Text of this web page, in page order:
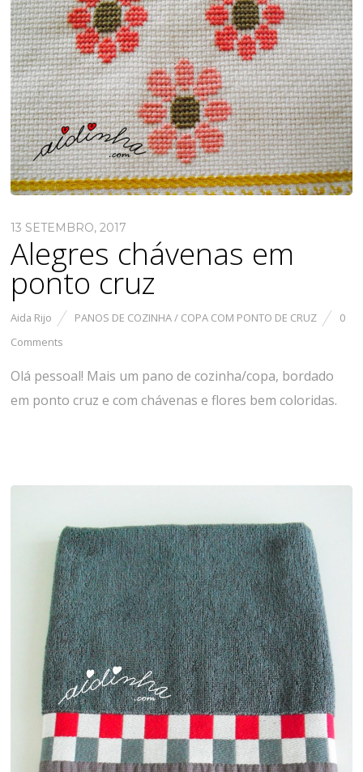
13 SETEMBRO, 2017
Alegres chávenas em
ponto cruz
Aida Rijo PANOS DE COZINHA / COPA COM PONTO DE CRUZ
0
Comments
Olá pessoal! Mais um pano de cozinha/copa, bordado
em ponto cruz e com chávenas e flores bem coloridas.